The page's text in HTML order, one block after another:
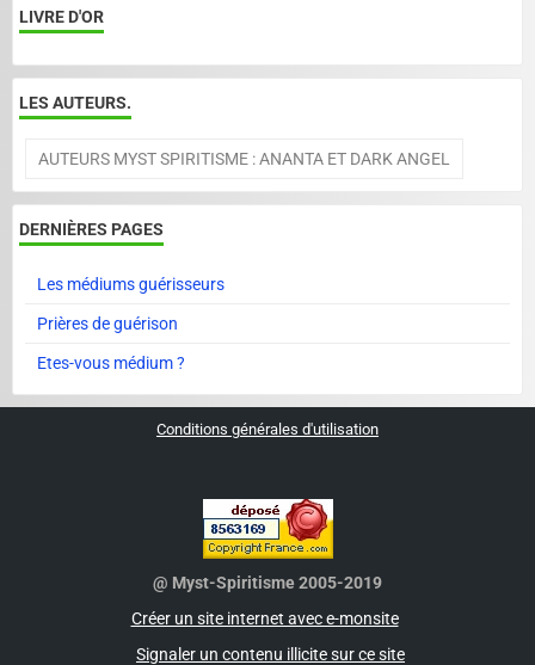
LIVRE D'OR
LES AUTEURS.
AUTEURS MYST SPIRITISME : ANANTA ET DARK ANGEL
DERNIÈRES PAGES
Les médiums guérisseurs
Prières de guérison
Etes-vous médium ?
Conditions générales d'utilisation
@ Myst-Spiritisme 2005-2019
Créer un site internet avec e-monsite
Signaler un contenu illicite sur ce site